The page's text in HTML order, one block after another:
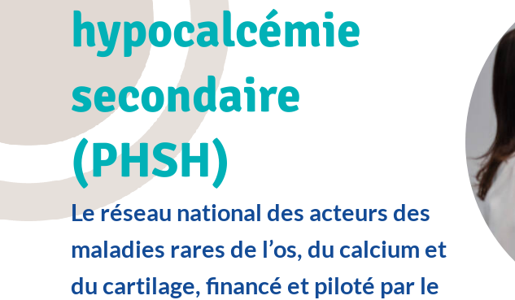
hypocalcémie
secondaire
(PHSH)
Le réseau national des acteurs des
maladies rares de l’os, du calcium et
du cartilage, financé et piloté par le